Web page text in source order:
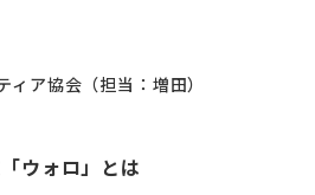
ア協会（担当：増田）
ウォロ」とは